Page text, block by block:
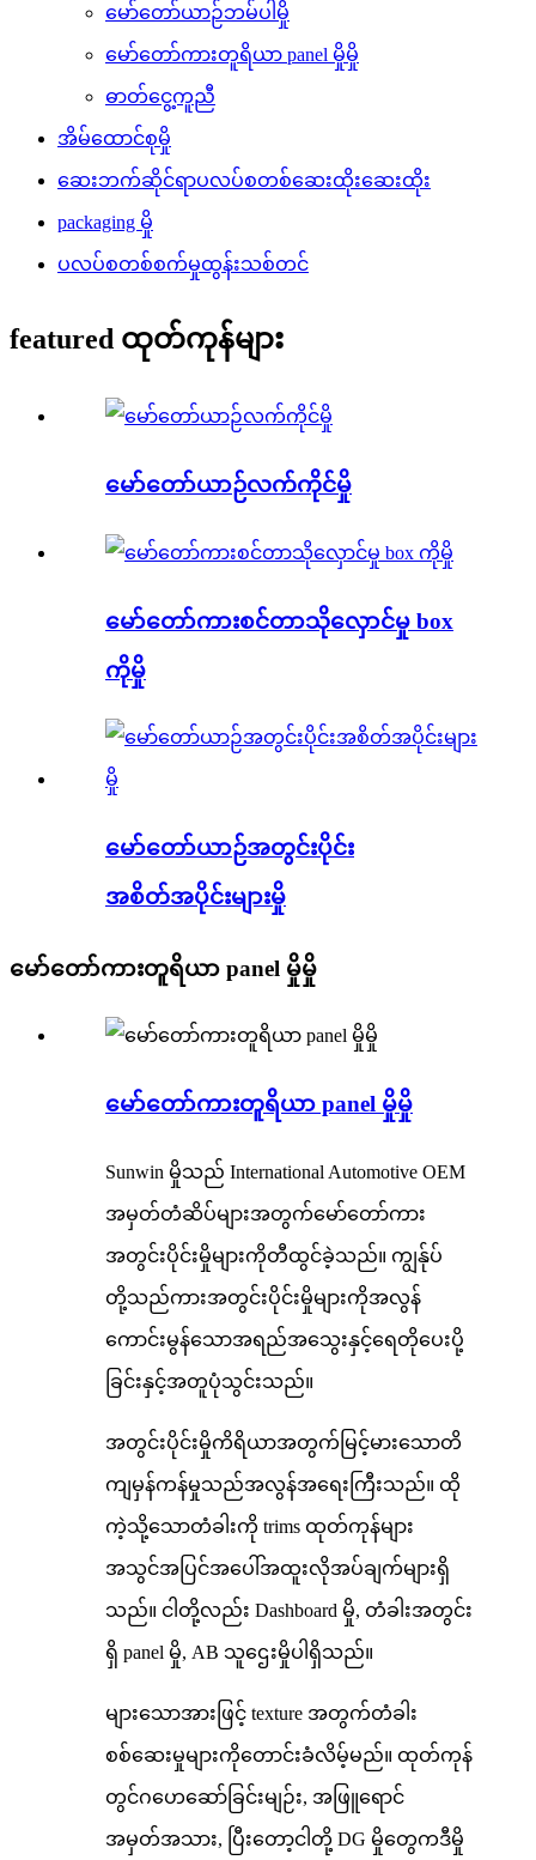
မော်တော်ယာဉ်ဘမ်ပါမှို
မော်တော်ကားတူရိယာ panel မှိုမှို
ဓာတ်ငွေ့ကူညီ
အိမ်ထောင်စုမှို
ဆေးဘက်ဆိုင်ရာပလပ်စတစ်ဆေးထိုးဆေးထိုး
packaging မှို
ပလပ်စတစ်စက်မှုထွန်းသစ်တင်
featured ထုတ်ကုန်များ
မော်တော်ယာဉ်လက်ကိုင်မှို
မော်တော်ကားစင်တာသိုလှောင်မှု box
ကိုမှို
မော်တော်ယာဉ်အတွင်းပိုင်း
အစိတ်အပိုင်းများမှို
မော်တော်ကားတူရိယာ panel မှိုမှို
မော်တော်ကားတူရိယာ panel မှိုမှို
Sunwin မှိုသည် International Automotive OEM
အမှတ်တံဆိပ်များအတွက်မော်တော်ကား
အတွင်းပိုင်းမှိုများကိုတီထွင်ခဲ့သည်။ ကျွန်ုပ်
တို့သည်ကားအတွင်းပိုင်းမှိုများကိုအလွန်
ကောင်းမွန်သောအရည်အသွေးနှင့်ရေတိုပေးပို့
ခြင်းနှင့်အတူပုံသွင်းသည်။
အတွင်းပိုင်းမှိုကိရိယာအတွက်မြင့်မားသောတိ
ကျမှန်ကန်မှုသည်အလွန်အရေးကြီးသည်။ ထို
ကဲ့သို့သောတံခါးကို trims ထုတ်ကုန်များ
အသွင်အပြင်အပေါ်အထူးလိုအပ်ချက်များရှိ
သည်။ ငါတို့လည်း Dashboard မှို, တံခါးအတွင်း
ရှိ panel မှို, AB သူဌေးမှိုပါရှိသည်။
များသောအားဖြင့် texture အတွက်တံခါး
စစ်ဆေးမှုများကိုတောင်းခံလိမ့်မည်။ ထုတ်ကုန်
တွင်ဂဟေဆော်ခြင်းမျဉ်း, အဖြူရောင်
အမှတ်အသား, ပြီးတော့ငါတို့ DG မှိုတွေကဒီမှို